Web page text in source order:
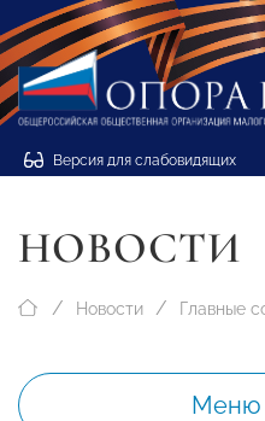
Версия для слабовидящих
НОВОСТИ
Новости Главные
Меню